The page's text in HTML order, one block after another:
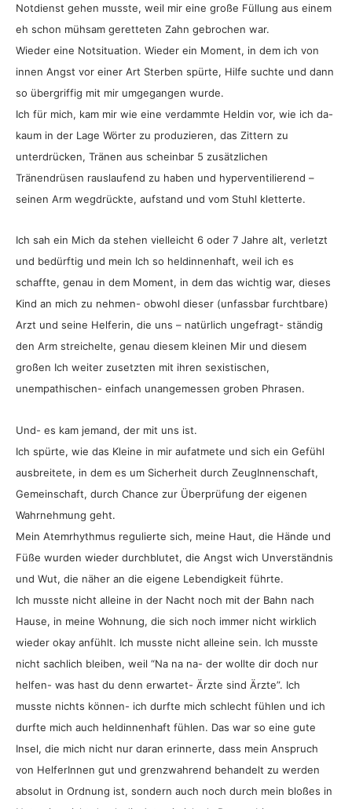
Notdienst gehen musste, weil mir eine große Füllung aus einem
eh schon mühsam geretteten Zahn gebrochen war.
Wieder eine Notsituation. Wieder ein Moment, in dem ich von
innen Angst vor einer Art Sterben spürte, Hilfe suchte und dann
so übergriffig mit mir umgegangen wurde.
Ich für mich, kam mir wie eine verdammte Heldin vor, wie ich da-
kaum in der Lage Wörter zu produzieren, das Zittern zu
unterdrücken, Tränen aus scheinbar 5 zusätzlichen
Tränendrüsen rauslaufend zu haben und hyperventilierend –
seinen Arm wegdrückte, aufstand und vom Stuhl kletterte.
Ich sah ein Mich da stehen vielleicht 6 oder 7 Jahre alt, verletzt
und bedürftig und mein Ich so heldinnenhaft, weil ich es
schaffte, genau in dem Moment, in dem das wichtig war, dieses
Kind an mich zu nehmen- obwohl dieser (unfassbar furchtbare)
Arzt und seine Helferin, die uns – natürlich ungefragt- ständig
den Arm streichelte, genau diesem kleinen Mir und diesem
großen Ich weiter zusetzten mit ihren sexistischen,
unempathischen- einfach unangemessen groben Phrasen.
Und- es kam jemand, der mit uns ist.
Ich spürte, wie das Kleine in mir aufatmete und sich ein Gefühl
ausbreitete, in dem es um Sicherheit durch ZeugInnenschaft,
Gemeinschaft, durch Chance zur Überprüfung der eigenen
Wahrnehmung geht.
Mein Atemrhythmus regulierte sich, meine Haut, die Hände und
Füße wurden wieder durchblutet, die Angst wich Unverständnis
und Wut, die näher an die eigene Lebendigkeit führte.
Ich musste nicht alleine in der Nacht noch mit der Bahn nach
Hause, in meine Wohnung, die sich noch immer nicht wirklich
wieder okay anfühlt. Ich musste nicht alleine sein. Ich musste
nicht sachlich bleiben, weil “Na na na- der wollte dir doch nur
helfen- was hast du denn erwartet- Ärzte sind Ärzte”. Ich
musste nichts können- ich durfte mich schlecht fühlen und ich
durfte mich auch heldinnenhaft fühlen. Das war so eine gute
Insel, die mich nicht nur daran erinnerte, dass mein Anspruch
von HelferInnen gut und grenzwahrend behandelt zu werden
absolut in Ordnung ist, sondern auch noch durch mein bloßes in